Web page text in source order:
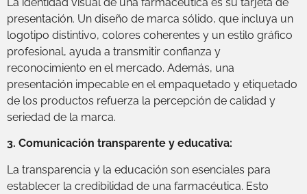
presentación. Un diseño de marca sólido, que incluya un
logotipo distintivo, colores coherentes y un estilo gráfico
profesional, ayuda a transmitir confianza y
reconocimiento en el mercado. Además, una
presentación impecable en el empaquetado y etiquetado
de los productos refuerza la percepción de calidad y
seriedad de la marca.
3. Comunicación transparente y educativa:
La transparencia y la educación son esenciales para
establecer la credibilidad de una farmacéutica. Esto